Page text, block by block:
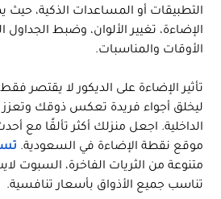
التطبيقات أو المساعدات الذكية،
الإضاءة، تغيير الألوان، وضبط
الأوقات والمناسبات.
تأثير الإضاءة على الديكور لا يقتصر فقط
ليخلق أجواء فريدة تعكس ذوقك
الداخلية. اجعل منزلك أكثر تألقًا مع
موقع نقطة الإضاءة في السعودية.
متنوعة من الثريات الفاخرة، السبوت
تناسب جميع الأذواق بأسعار تنافسية.